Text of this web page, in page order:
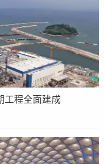
工程全面建成